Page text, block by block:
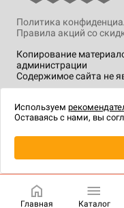
Копирование
администрации
Содержимое сайта не
Политика
Правила акций со
технологии.
Главная Каталог
Используем
Оставаясь с нами, вы